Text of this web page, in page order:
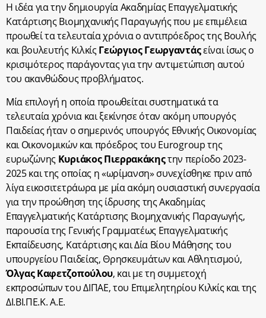
Η ιδέα για την δημιουργία Ακαδημίας Επαγγελματικής
Κατάρτισης Βιομηχανικής Παραγωγής που με επιμέλεια
προωθεί τα τελευταία χρόνια ο αντιπρόεδρος της Βουλής
και βουλευτής ΚιλκίςΓεώργιος Γεωργαντάςείναι ίσως ο
κρισιμότερος παράγοντας για την αντιμετώπιση αυτού
του ακανθώδους προβλήματος.
Μία επιλογή η οποία προωθείται συστηματικά τα
τελευταία χρόνια και ξεκίνησε όταν ακόμη υπουργός
Παιδείας ήταν ο σημερινός υπουργός Εθνικής Οικονομίας
και Οικονομικών και πρόεδρος του Eurogroup της
ευρωζώνης Κυριάκος Πιερρακάκηςτην περίοδο 2023-
2025 και της οποίας η «ωρίμανση» συνεχίσθηκε πριν από
λίγα εικοσιτετράωρα με μία ακόμη ουσιαστική συνεργασία
για την προώθηση της ίδρυσης της Ακαδημίας
Επαγγελματικής Κατάρτισης Βιομηχανικής Παραγωγής,
παρουσία της Γενικής Γραμματέως Επαγγελματικής
Εκπαίδευσης, Κατάρτισης και Δία Βίου Μάθησης του
υπουργείου Παιδείας, Θρησκευμάτων και Αθλητισμού,
Όλγας Καφετζοπούλου, και με τη συμμετοχή
εκπροσώπων του ΔΙΠΑΕ, του Επιμελητηρίου Κιλκίς και της
ΔΙ.ΒΙ.ΠΕ.Κ. Α.Ε.